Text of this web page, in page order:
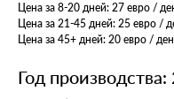
Цена за 8-20 дней: 27 евро /
Цена за 21-45 дней: 25 евро /
Цена за 45+ дней: 20 евро /
Год